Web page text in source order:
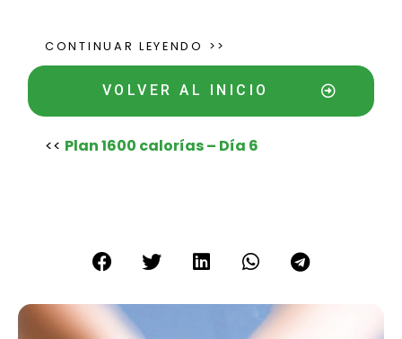
CONTINUAR LEYENDO >>
VOLVER AL INICIO
<< Plan 1600 calorías – Día 6